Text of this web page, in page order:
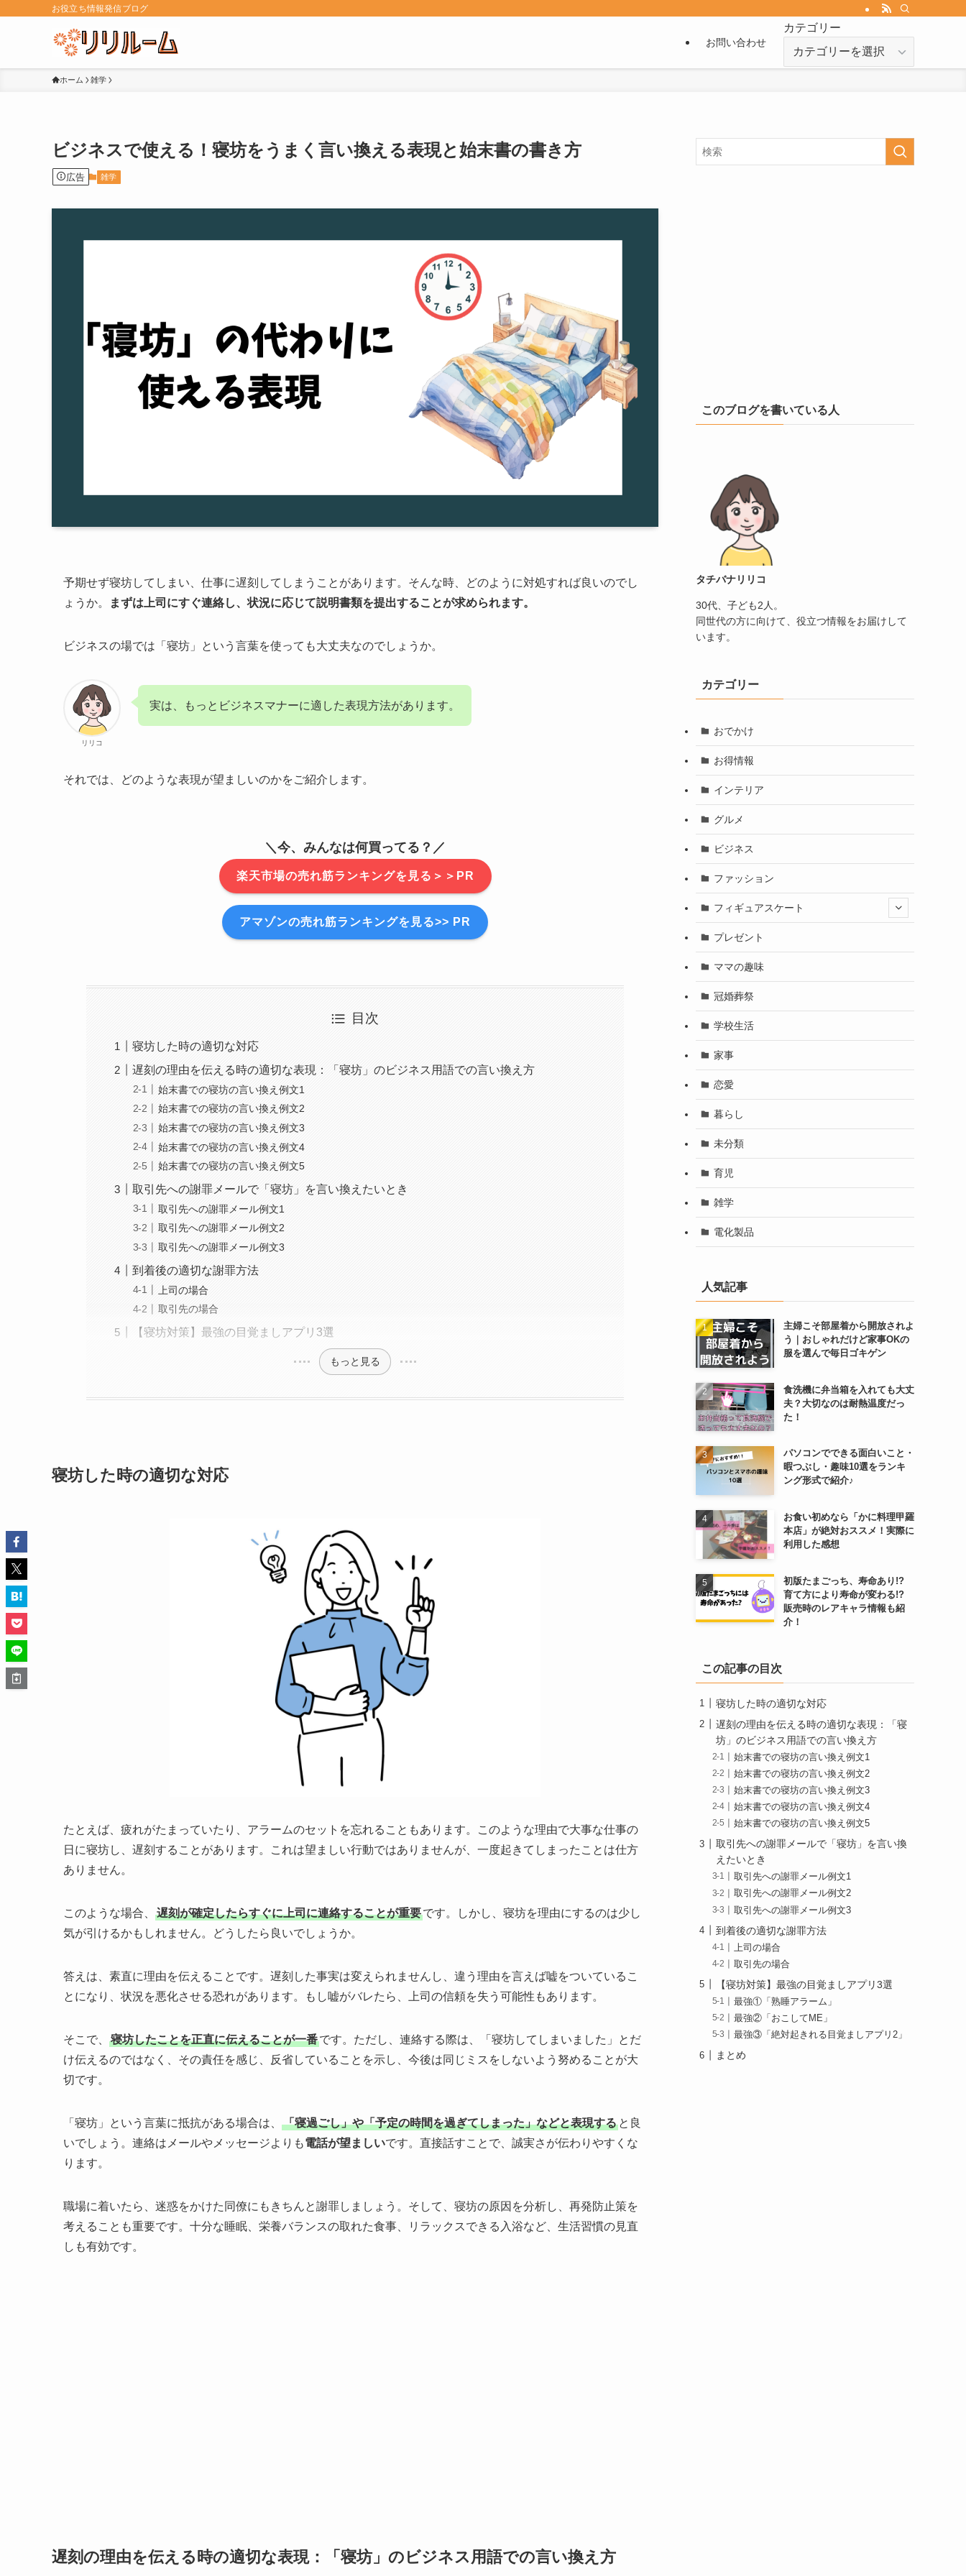
お役立ち情報発信ブログ
お問い合わせ
カテゴリー
ホーム 雑学
ビジネスで使える！寝坊をうまく言い換える表現と始末書の書き方
広告 雑学
予期せず寝坊してしまい、仕事に遅刻してしまうことがあります。そんな時、どのように対処すれば良いのでし
ょうか。
まずは上司にすぐ連絡し、状況に応じて説明書類を提出することが求められます。
ビジネスの場では「寝坊」という言葉を使っても大丈夫なのでしょうか。
リリコ
実は、もっとビジネスマナーに適した表現方法があります。
それでは、どのような表現が望ましいのかをご紹介します。
＼今、みんなは何買ってる？／
楽天市場の売れ筋ランキングを見る＞＞PR
アマゾンの売れ筋ランキングを見る>> PR
目次
寝坊した時の適切な対応
遅刻の理由を伝える時の適切な表現：「寝坊」のビジネス用語での言い換え方
始末書での寝坊の言い換え例文1
始末書での寝坊の言い換え例文2
始末書での寝坊の言い換え例文3
始末書での寝坊の言い換え例文4
始末書での寝坊の言い換え例文5
取引先への謝罪メールで「寝坊」を言い換えたいとき
取引先への謝罪メール例文1
取引先への謝罪メール例文2
取引先への謝罪メール例文3
到着後の適切な謝罪方法
上司の場合
取引先の場合
【寝坊対策】最強の目覚ましアプリ3選
もっと見る
寝坊した時の適切な対応
たとえば、疲れがたまっていたり、アラームのセットを忘れることもあります。このような理由で大事な仕事の
日に寝坊し、遅刻することがあります。これは望ましい行動ではありませんが、一度起きてしまったことは仕方
ありません。
このような場合、 遅刻が確定したらすぐに上司に連絡することが重要です。しかし、寝坊を理由にするのは少し
気が引けるかもしれません。どうしたら良いでしょうか。
答えは、素直に理由を伝えることです。遅刻した事実は変えられませんし、違う理由を言えば嘘をついているこ
とになり、状況を悪化させる恐れがあります。もし嘘がバレたら、上司の信頼を失う可能性もあります。
そこで、 寝坊したことを正直に伝えることが一番です。ただし、連絡する際は、「寝坊してしまいました」とだ
け伝えるのではなく、その責任を感じ、反省していることを示し、今後は同じミスをしないよう努めることが大
切です。
「寝坊」という言葉に抵抗がある場合は、 「寝過ごし」や「予定の時間を過ぎてしまった」などと表現する と良
いでしょう。連絡はメールやメッセージよりも電話が望ましいです。直接話すことで、誠実さが伝わりやすくな
ります。
職場に着いたら、迷惑をかけた同僚にもきちんと謝罪しましょう。そして、寝坊の原因を分析し、再発防止策を
考えることも重要です。十分な睡眠、栄養バランスの取れた食事、リラックスできる入浴など、生活習慣の見直
しも有効です。
遅刻の理由を伝える時の適切な表現：「寝坊」のビジネス用語での言い換え方
このブログを書いている人
タチバナリリコ
30代、子ども2人。
同世代の方に向けて、役立つ情報をお届けして
います。
カテゴリー
おでかけ
お得情報
インテリア
グルメ
ビジネス
ファッション
フィギュアスケート
プレゼント
ママの趣味
冠婚葬祭
学校生活
家事
恋愛
暮らし
未分類
育児
雑学
電化製品
人気記事
主婦こそ部屋着から開放されよ
う｜おしゃれだけど家事OKの
服を選んで毎日ゴキゲン
食洗機に弁当箱を入れても大丈
夫？大切なのは耐熱温度だっ
た！
パソコンでできる面白いこと・
暇つぶし・趣味10選をランキ
ング形式で紹介♪
お食い初めなら「かに料理甲羅
本店」が絶対おススメ！実際に
利用した感想
初版たまごっち、寿命あり!?
育て方により寿命が変わる!?
販売時のレアキャラ情報も紹
介！
この記事の目次
寝坊した時の適切な対応
遅刻の理由を伝える時の適切な表現：「寝
坊」のビジネス用語での言い換え方
始末書での寝坊の言い換え例文1
始末書での寝坊の言い換え例文2
始末書での寝坊の言い換え例文3
始末書での寝坊の言い換え例文4
始末書での寝坊の言い換え例文5
取引先への謝罪メールで「寝坊」を言い換
えたいとき
取引先への謝罪メール例文1
取引先への謝罪メール例文2
取引先への謝罪メール例文3
到着後の適切な謝罪方法
上司の場合
取引先の場合
【寝坊対策】最強の目覚ましアプリ3選
最強①「熟睡アラーム」
最強②「おこしてME」
最強③「絶対起きれる目覚ましアプリ2」
まとめ